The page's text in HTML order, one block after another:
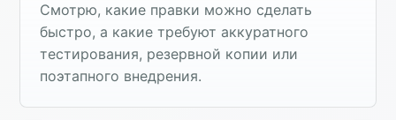
Смотрю, какие правки можно сделать
быстро, а какие требуют аккуратного
тестирования, резервной копии или
поэтапного внедрения.